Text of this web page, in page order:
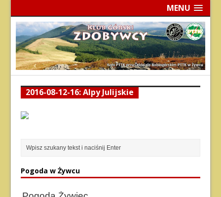
MENU
2016-08-12-16: Alpy Julijskie
Pogoda w Żywcu